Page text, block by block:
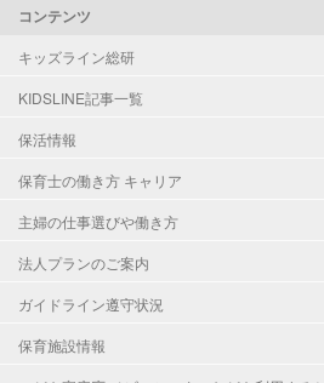
コンテンツ
キッズライン総研
KIDSLINE記事一覧
保活情報
保育士の働き方 キャリア
主婦の仕事選びや働き方
法人プランのご案内
ガイドライン遵守状況
保育施設情報